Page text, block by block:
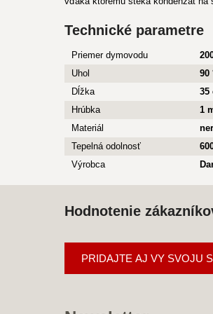
Technické parametre
Priemer dymovodu
Uhol
90
Dĺžka
35
Hrúbka
1
Materiál
Tepelná odolnosť
Výrobca
Hodnotenie
PRIDAJTE AJ VY SVOJU